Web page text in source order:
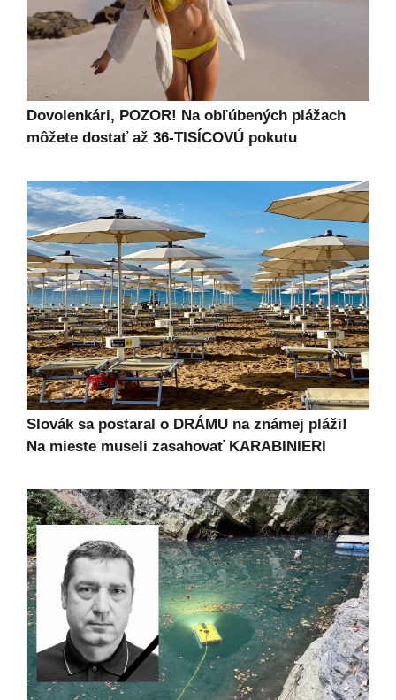
Dovolenkári, POZOR! Na obľúbených plážach
môžete dostať až 36-TISÍCOVÚ pokutu
Slovák sa postaral o DRÁMU na známej pláži!
Na mieste museli zasahovať KARABINIERI